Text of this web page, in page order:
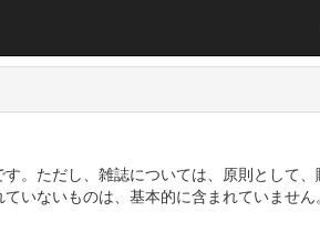
。ただし、雑誌については、原則として、
いないものは、基本的に含まれていません